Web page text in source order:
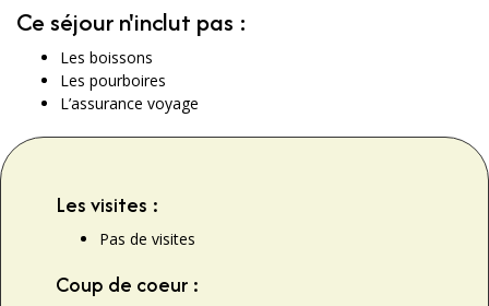
Ce séjour n'inclut pas :
Les boissons
Les pourboires
L’assurance voyage
Les visites :
Pas de visites
Coup de coeur :